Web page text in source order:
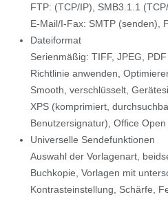
FTP: (TCP/IP), SMB3.1.1
E-Mail/I-Fax: SMTP (senden),
Dateiformat
Serienmäßig: TIFF, JPEG,
Richtlinie anwenden,
Smooth, verschlüsselt,
XPS (komprimiert,
Benutzersignatur), Office
Universelle Sendefunktionen
Auswahl der Vorlagenart,
Buchkopie, Vorlagen mit
Kontrasteinstellung, Schärfe,